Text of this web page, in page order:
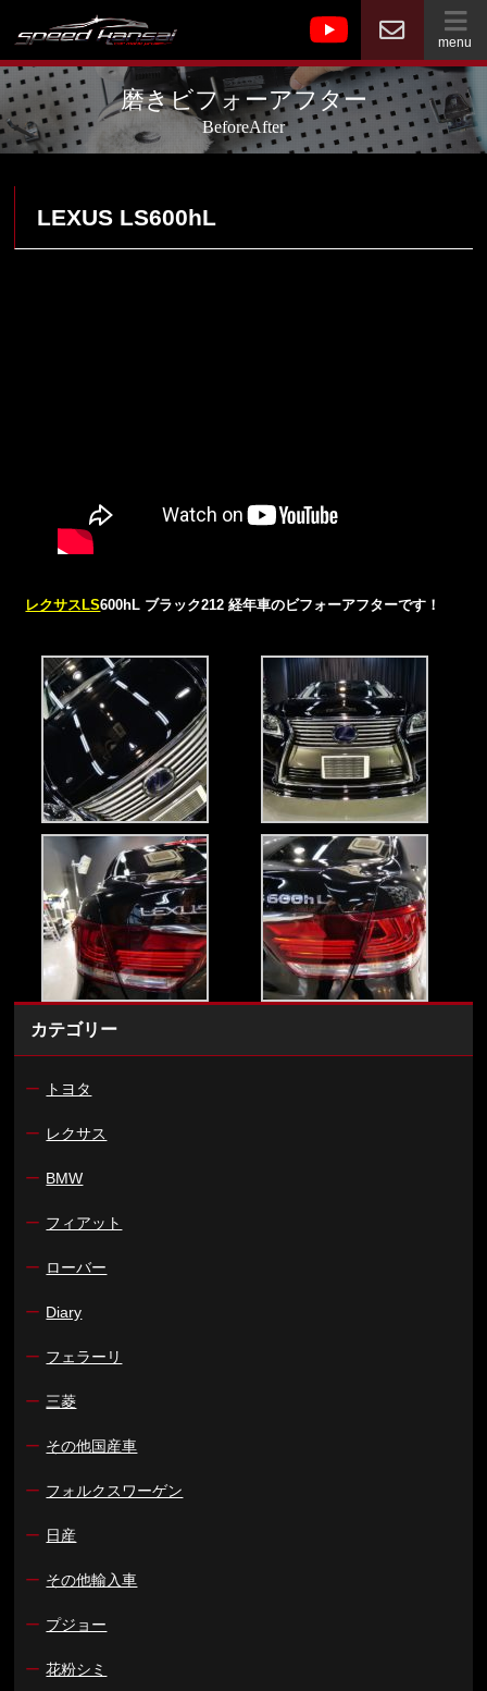
menu
磨きビフォーアフター
BeforeAfter
LEXUS LS600hL
レクサスLS600hL ブラック212 経年車のビフォーアフターです！
カテゴリー
ー トヨタ
ー レクサス
ー BMW
ー フィアット
ー ローバー
ー Diary
ー フェラーリ
ー 三菱
ー その他国産車
ー フォルクスワーゲン
ー 日産
ー その他輸入車
ー プジョー
ー 花粉シミ